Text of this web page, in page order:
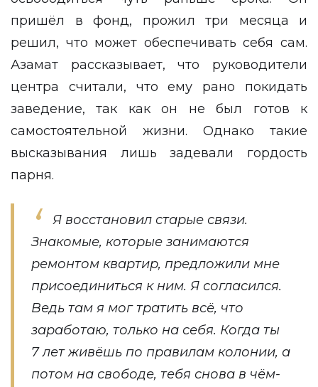
пришёл в фонд, прожил три месяца и
решил, что может обеспечивать себя сам.
Азамат рассказывает, что руководители
центра считали, что ему рано покидать
заведение, так как он не был готов к
самостоятельной жизни. Однако такие
высказывания лишь задевали гордость
парня.
Я восстановил старые связи.
Знакомые, которые занимаются
ремонтом квартир, предложили мне
присоединиться к ним. Я согласился.
Ведь там я мог тратить всё, что
заработаю, только на себя. Когда ты
7 лет живёшь по правилам колонии, а
потом на свободе, тебя снова в чём-